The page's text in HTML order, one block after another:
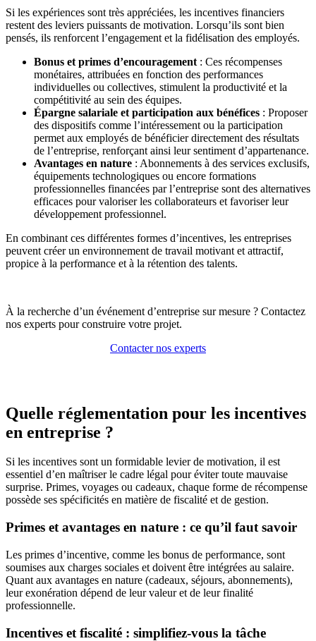
Si les expériences sont très appréciées, les incentives financiers
restent des leviers puissants de motivation. Lorsqu’ils sont bien
pensés, ils renforcent l’engagement et la fidélisation des employés.
Bonus et primes d’encouragement : Ces récompenses
monétaires, attribuées en fonction des performances
individuelles ou collectives, stimulent la productivité et la
compétitivité au sein des équipes.
Épargne salariale et participation aux bénéfices : Proposer
des dispositifs comme l’intéressement ou la participation
permet aux employés de bénéficier directement des résultats
de l’entreprise, renforçant ainsi leur sentiment d’appartenance.
Avantages en nature : Abonnements à des services exclusifs,
équipements technologiques ou encore formations
professionnelles financées par l’entreprise sont des alternatives
efficaces pour valoriser les collaborateurs et favoriser leur
développement professionnel.
En combinant ces différentes formes d’incentives, les entreprises
peuvent créer un environnement de travail motivant et attractif,
propice à la performance et à la rétention des talents.
À la recherche d’un événement d’entreprise sur mesure ? Contactez
nos experts pour construire votre projet.
Contacter nos experts
Quelle réglementation pour les incentives
en entreprise ?
Si les incentives sont un formidable levier de motivation, il est
essentiel d’en maîtriser le cadre légal pour éviter toute mauvaise
surprise. Primes, voyages ou cadeaux, chaque forme de récompense
possède ses spécificités en matière de fiscalité et de gestion.
Primes et avantages en nature : ce qu’il faut savoir
Les primes d’incentive, comme les bonus de performance, sont
soumises aux charges sociales et doivent être intégrées au salaire.
Quant aux avantages en nature (cadeaux, séjours, abonnements),
leur exonération dépend de leur valeur et de leur finalité
professionnelle.
Incentives et fiscalité : simplifiez-vous la tâche